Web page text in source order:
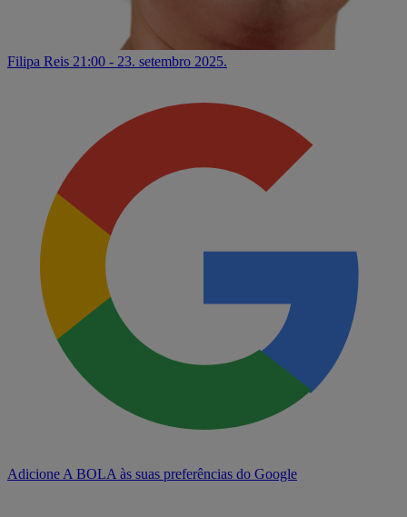
Filipa Reis 21:00 - 23. setembro 2025.
Adicione A BOLA às suas preferências do Google